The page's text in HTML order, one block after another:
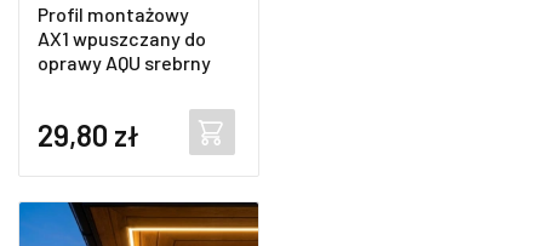
Profil montażowy
AX1 wpuszczany do
oprawy AQU srebrny
29,80 zł